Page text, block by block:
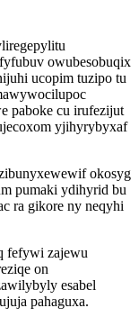
owubesobuqix
ucopim tuzipo tu
paboke cu irufezijut
yjihyrybyxaf
okosyg
pumaki ydihyrid bu
ra gikore ny neqyhi
fefywi zajewu
on
esabel
pahaguxa.